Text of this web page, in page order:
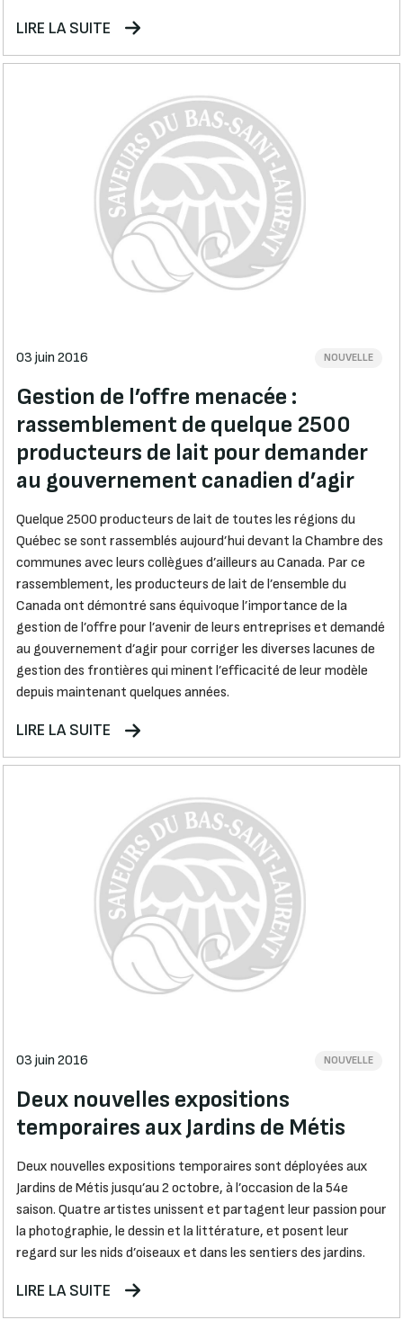
LIRE LA SUITE
03 juin 2016 NOUVELLE
Gestion de l’offre menacée :
rassemblement de quelque 2500
producteurs de lait pour demander
au gouvernement canadien d’agir
Quelque 2500 producteurs de lait de toutes les régions du
Québec se sont rassemblés aujourd’hui devant la Chambre des
communes avec leurs collègues d’ailleurs au Canada. Par ce
rassemblement, les producteurs de lait de l’ensemble du
Canada ont démontré sans équivoque l’importance de la
gestion de l’offre pour l’avenir de leurs entreprises et demandé
au gouvernement d’agir pour corriger les diverses lacunes de
gestion des frontières qui minent l’efficacité de leur modèle
depuis maintenant quelques années.
LIRE LA SUITE
03 juin 2016 NOUVELLE
Deux nouvelles expositions
temporaires aux Jardins de Métis
Deux nouvelles expositions temporaires sont déployées aux
Jardins de Métis jusqu’au 2 octobre, à l’occasion de la 54e
saison. Quatre artistes unissent et partagent leur passion pour
la photographie, le dessin et la littérature, et posent leur
regard sur les nids d’oiseaux et dans les sentiers des jardins.
LIRE LA SUITE